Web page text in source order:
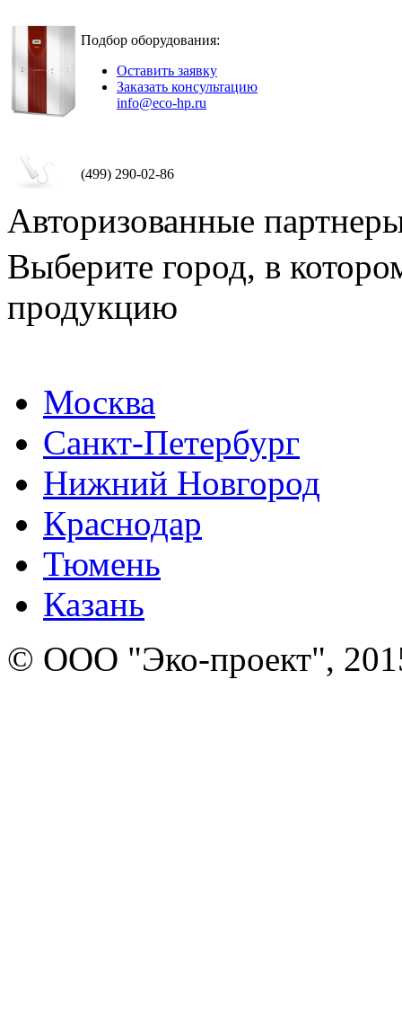
Подбор оборудования:
Оставить заявку
Заказать консультацию
info@eco-hp.ru
(499) 290-02-86
Авторизованные
Выберите город, в
продукцию
Москва
Санкт-Петербург
Нижний Новгород
Краснодар
Тюмень
Казань
© ООО "Эко-проект",